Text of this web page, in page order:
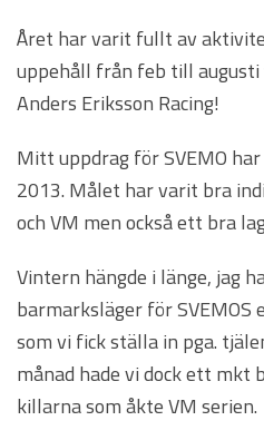
Året har varit fullt av
uppehåll från feb till augusti
Anders Eriksson Racing!
Mitt uppdrag för SVEMO
2013. Målet har varit bra
och VM men också ett bra
Vintern hängde i länge, jag
barmarksläger för
som vi fick ställa in pga.
månad hade vi dock ett mkt
killarna som åkte VM serien.